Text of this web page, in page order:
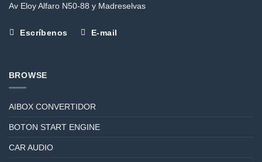
Av Eloy Alfaro N50-88 y Madreselvas
Escríbenos E-mail
BROWSE
AIBOX CONVERTIDOR
BOTON START ENGINE
CAR AUDIO